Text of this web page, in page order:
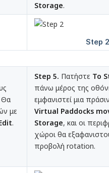
Storage.
Θα
με
.
Step 5. Πατήστε To
πάνω μέρος της
εμφανιστεί μια
Virtual Paddocks
Storage, και οι
χώροι θα
προβολή rotation.